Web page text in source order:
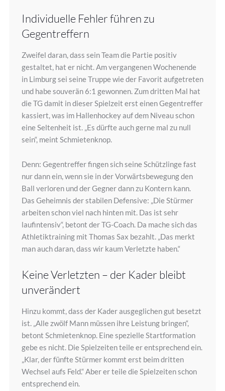
Individuelle Fehler führen zu
Gegentreffern
Zweifel daran, dass sein Team die Partie positiv
gestaltet, hat er nicht. Am vergangenen Wochenende
in Limburg sei seine Truppe wie der Favorit aufgetreten
und habe souverän 6:1 gewonnen. Zum dritten Mal hat
die TG damit in dieser Spielzeit erst einen Gegentreffer
kassiert, was im Hallenhockey auf dem Niveau schon
eine Seltenheit ist. „Es dürfte auch gerne mal zu null
sein“, meint Schmietenknop.
Denn: Gegentreffer fingen sich seine Schützlinge fast
nur dann ein, wenn sie in der Vorwärtsbewegung den
Ball verloren und der Gegner dann zu Kontern kann.
Das Geheimnis der stabilen Defensive: „Die Stürmer
arbeiten schon viel nach hinten mit. Das ist sehr
laufintensiv“, betont der TG-Coach. Da mache sich das
Athletiktraining mit Thomas Sax bezahlt. „Das merkt
man auch daran, dass wir kaum Verletzte haben.“
Keine Verletzten – der Kader bleibt
unverändert
Hinzu kommt, dass der Kader ausgeglichen gut besetzt
ist. „Alle zwölf Mann müssen ihre Leistung bringen“,
betont Schmietenknop. Eine spezielle Startformation
gebe es nicht. Die Spielzeiten teile er entsprechend ein.
„Klar, der fünfte Stürmer kommt erst beim dritten
Wechsel aufs Feld.“ Aber er teile die Spielzeiten schon
entsprechend ein.